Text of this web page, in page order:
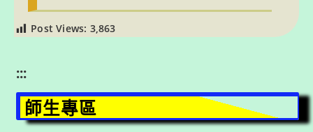
Post Views: 3,863
:::
師生專區